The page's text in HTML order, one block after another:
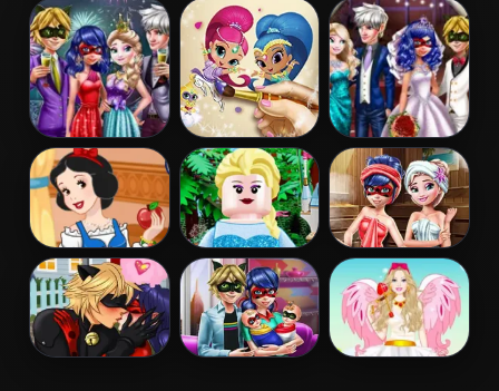
Pregnant
Dotted Girl
Emergency
Princess
Coachella Style
Dress 1
Barbie
Mermaid
Princess
Couples New
Year Party
Shimmer and
Shine Coloring
Book
Ladybug
Wedding Royal
Guests
Snow White
Patchwork
Dress
Lego Princesses Ladybug Sauna
Realife